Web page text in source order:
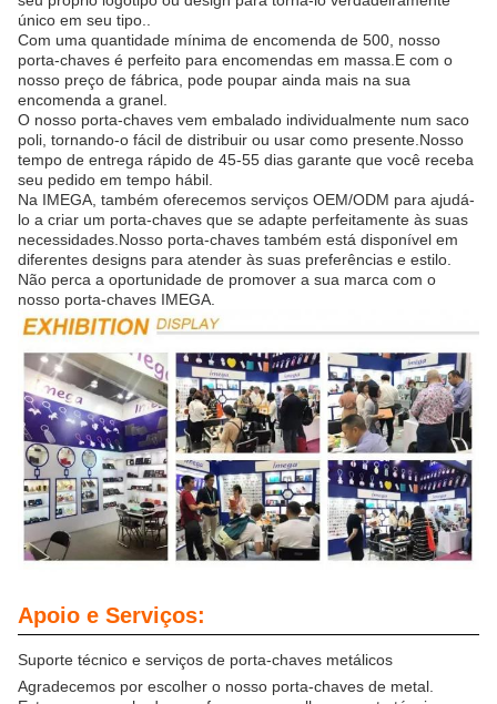
único em seu tipo..
Com uma quantidade mínima de encomenda de 500, nosso
porta-chaves é perfeito para encomendas em massa.E com o
nosso preço de fábrica, pode poupar ainda mais na sua
encomenda a granel.
O nosso porta-chaves vem embalado individualmente num saco
poli, tornando-o fácil de distribuir ou usar como presente.Nosso
tempo de entrega rápido de 45-55 dias garante que você receba
seu pedido em tempo hábil.
Na IMEGA, também oferecemos serviços OEM/ODM para ajudá-
lo a criar um porta-chaves que se adapte perfeitamente às suas
necessidades.Nosso porta-chaves também está disponível em
diferentes designs para atender às suas preferências e estilo.
Não perca a oportunidade de promover a sua marca com o
nosso porta-chaves IMEGA.
Apoio e Serviços:
Suporte técnico e serviços de porta-chaves metálicos
Agradecemos por escolher o nosso porta-chaves de metal.